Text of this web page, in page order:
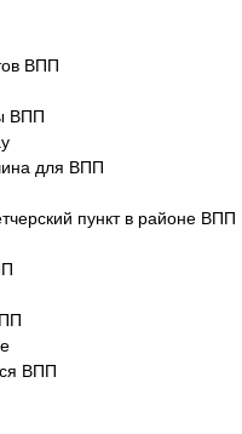
ВПП
ВПП
для ВПП
пункт в районе ВПП
ВПП